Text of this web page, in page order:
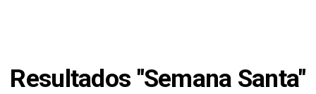
Resultados "Semana Santa"